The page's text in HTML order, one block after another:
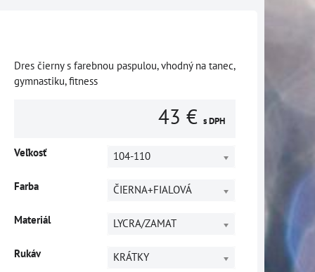
Dres čierny s farebnou paspulou, vhodný na tanec,
gymnastiku, fitness
43 € s DPH
Veľkosť 104-110
Farba ČIERNA+FIALOVÁ
Materiál LYCRA/ZAMAT
Rukáv KRÁTKY